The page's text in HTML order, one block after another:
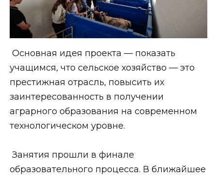
Основная идея проекта — показать
учащимся, что сельское хозяйство — это
престижная отрасль, повысить их
заинтересованность в получении
аграрного образования на современном
технологическом уровне.
Занятия прошли в финале
образовательного процесса. В ближайшее